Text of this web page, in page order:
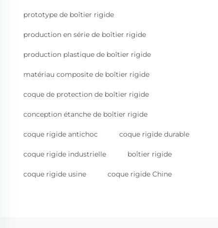
prototype de boîtier rigide
production en série de boîtier rigide
production plastique de boîtier rigide
matériau composite de boîtier rigide
coque de protection de boîtier rigide
conception étanche de boîtier rigide
coque rigide antichoc coque rigide durable
coque rigide industrielle boîtier rigide
coque rigide usine coque rigide Chine